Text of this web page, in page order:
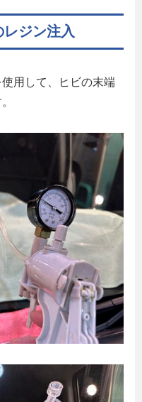
ジン注入
用して、ヒビの末端